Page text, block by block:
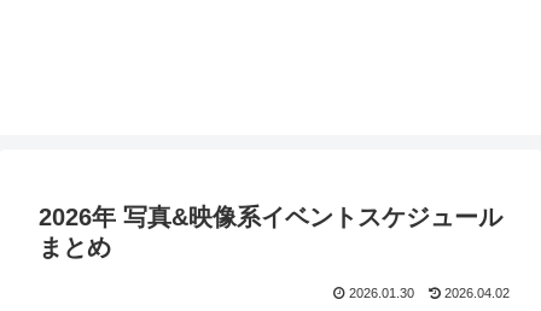
2026年 写真&映像系イベントスケジュール
まとめ
2026.01.30 2026.04.02